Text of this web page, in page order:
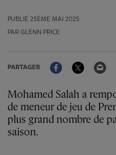
PUBLIÉ 25ÈME MAI 2025
PAR GLENN PRICE
PARTAGER
FacebookTwitter
Mohamed Salah a remporté un deuxième prix
de meneur de jeu de
plus grand nombre de
saison.